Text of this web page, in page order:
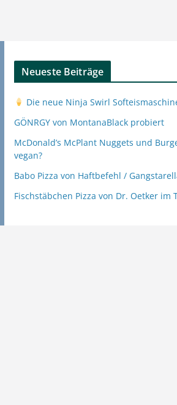
Neueste Beiträge
Die neue Ninja Swirl
GÖNRGY von MontanaBlack probiert
McDonald’s McPlant Nuggets und
vegan?
Babo Pizza von Haftbefehl /
Fischstäbchen Pizza von Dr. Oetker im